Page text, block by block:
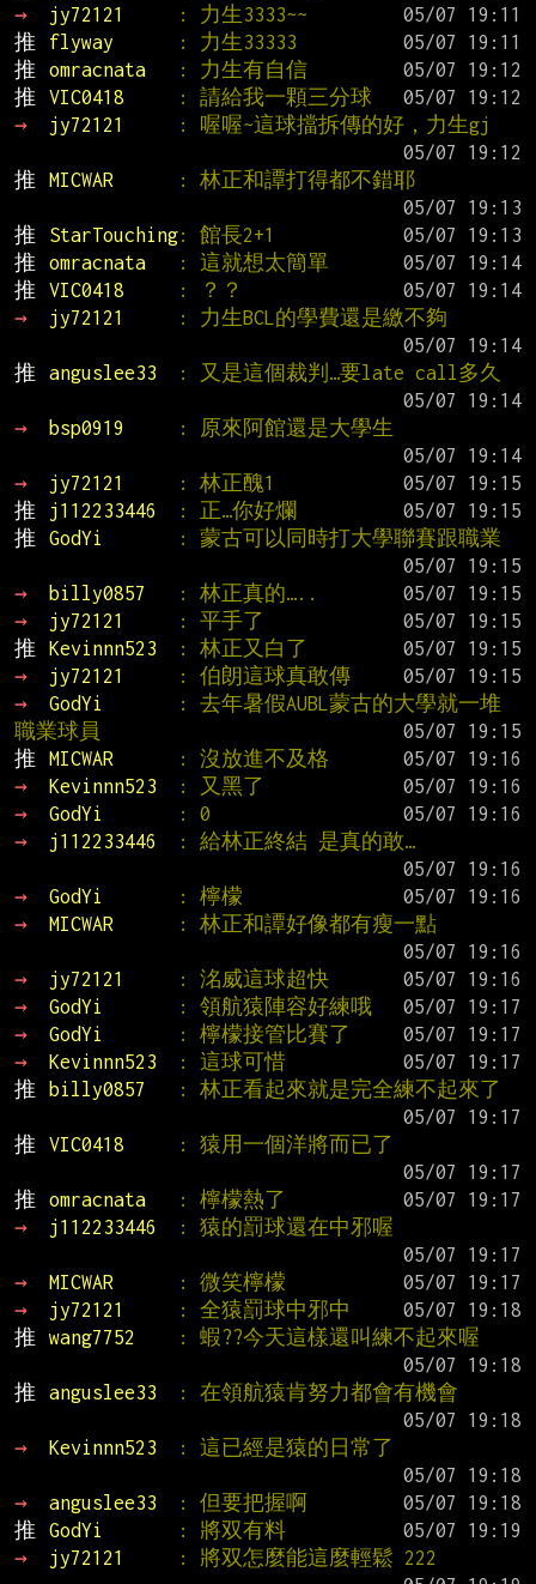
→
jy72121 : 力生3333~~
推
flyway : 力生33333
推
omracnata : 力生有自信
推
VIC0418 : 請給我一顆三分球
→
jy72121
: 喔喔~這球擋拆傳的好，力生gj
推
MICWAR
: 林正和譚打得都不錯耶
推
StarTouching: 館長2+1
推
omracnata : 這就想太簡單
推
VIC0418 : ？？
→
jy72121
: 力生BCL的學費還是繳不夠
推
anguslee33
: 又是這個裁判…要late call多久
→
bsp0919
: 原來阿館還是大學生
→
jy72121 : 林正醜1
推
j112233446 : 正…你好爛
推
GodYi
: 蒙古可以同時打大學聯賽跟職業
→
billy0857 : 林正真的…..
→
jy72121 : 平手了
推
Kevinnn523 : 林正又白了
→
jy72121 : 伯朗這球真敢傳
→
GodYi
: 去年暑假AUBL蒙古的大學就一堆
職業球員
推
MICWAR : 沒放進不及格
→
Kevinnn523 : 又黑了
→
GodYi : 0
→
j112233446
: 給林正終結 是真的敢…
→
GodYi : 檸檬
→
MICWAR
: 林正和譚好像都有瘦一點
→
jy72121 : 洺威這球超快
→
GodYi : 領航猿陣容好練哦
→
GodYi : 檸檬接管比賽了
→
Kevinnn523 : 這球可惜
推
billy0857
: 林正看起來就是完全練不起來了
推
VIC0418
: 猿用一個洋將而已了
推
omracnata : 檸檬熱了
→
j112233446
: 猿的罰球還在中邪喔
→
MICWAR : 微笑檸檬
→
jy72121 : 全猿罰球中邪中
推
wang7752
: 蝦??今天這樣還叫練不起來喔
推
anguslee33
: 在領航猿肯努力都會有機會
→
Kevinnn523
: 這已經是猿的日常了
→
anguslee33 : 但要把握啊
推
GodYi : 將双有料
→
jy72121
: 將双怎麼能這麼輕鬆 222